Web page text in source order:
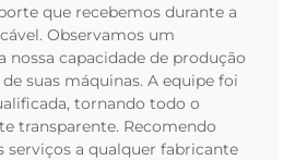
que recebemos durante a
Observamos um
nossa capacidade de produção
suas máquinas. A equipe foi
tornando todo o
transparente. Recomendo
serviços a qualquer fabricante